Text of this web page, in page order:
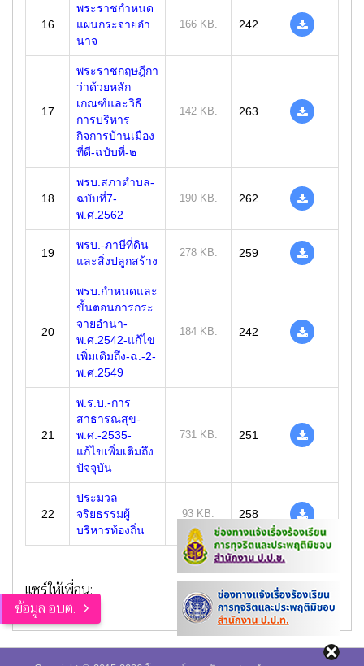
ข้อมูล อบต.
16
พระราชกำหนด
แผนกระจายอำ
นาจ
166 KB. 242
17
พระราชกฤษฎีกา
ว่าด้วยหลัก
เกณฑ์และวิธี
การบริหาร
กิจการบ้านเมือง
ที่ดี-ฉบับที่-๒
142 KB. 263
18
พรบ.สภาตำบล-
ฉบับที่7-
พ.ศ.2562
190 KB. 262
19
พรบ.-ภาษีที่ดิน
และสิ่งปลูกสร้าง
278 KB. 259
20
พรบ.กำหนดและ
ขั้นตอนการกระ
จายอำนา-
พ.ศ.2542-แก้ไข
เพิ่มเติมถึง-ฉ.-2-
พ.ศ.2549
184 KB. 242
21
พ.ร.บ.-การ
สาธารณสุข-
พ.ศ.-2535-
แก้ไขเพิ่มเติมถึง
ปัจจุบัน
731 KB. 251
22
ประมวล
จริยธรรมผู้
บริหารท้องถิ่น
93 KB. 258
แชร์ให้เพื่อน: